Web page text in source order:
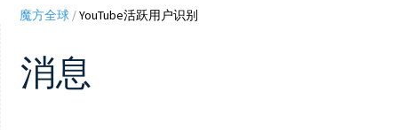
魔方全球/YouTube活跃用户识别
消息